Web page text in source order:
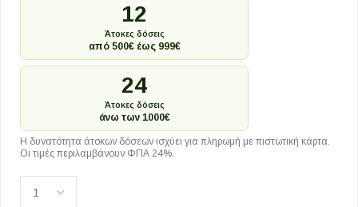
12
Άτοκες δόσεις
από 500€ έως 999€
24
Άτοκες δόσεις
άνω των 1000€
Η δυνατότητα άτοκων δόσεων ισχύει για πληρωμή με πιστωτική κάρτα.
Οι τιμές περιλαμβάνουν ΦΠΑ 24%.